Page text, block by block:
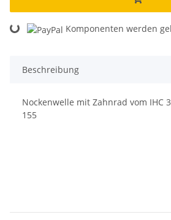
Loading... Komponenten werden
Beschreibung
Nockenwelle mit Zahnrad vom IHC
155